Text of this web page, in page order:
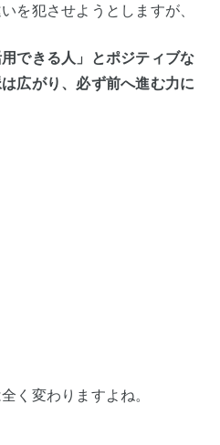
を犯させようとしますが、
できる人」とポジティブな
広がり、必ず前へ進む力に
く変わりますよね。